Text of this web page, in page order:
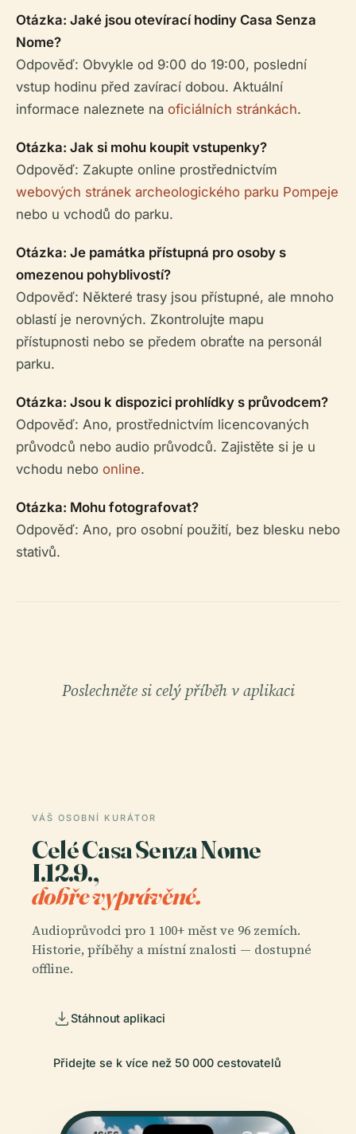
Otázka: Jaké jsou otevírací hodiny Casa Senza
Nome?
Odpověď: Obvykle od 9:00 do 19:00, poslední
vstup hodinu před zavírací dobou. Aktuální
informace naleznete na oficiálních stránkách.
Otázka: Jak si mohu koupit vstupenky?
Odpověď: Zakupte online prostřednictvím
webových stránek archeologického parku Pompeje
nebo u vchodů do parku.
Otázka: Je památka přístupná pro osoby s
omezenou pohyblivostí?
Odpověď: Některé trasy jsou přístupné, ale mnoho
oblastí je nerovných. Zkontrolujte mapu
přístupnosti nebo se předem obraťte na personál
parku.
Otázka: Jsou k dispozici prohlídky s průvodcem?
Odpověď: Ano, prostřednictvím licencovaných
průvodců nebo audio průvodců. Zajistěte si je u
vchodu nebo online.
Otázka: Mohu fotografovat?
Odpověď: Ano, pro osobní použití, bez blesku nebo
stativů.
Poslechněte si celý příběh v aplikaci
VÁŠ OSOBNÍ KURÁTOR
Celé Casa Senza Nome
I.12.9.,
dobře vyprávěné.
Audioprůvodci pro 1 100+ měst ve 96 zemích.
Historie, příběhy a místní znalosti — dostupné
offline.
Stáhnout aplikaci
Přidejte se k více než 50 000 cestovatelů